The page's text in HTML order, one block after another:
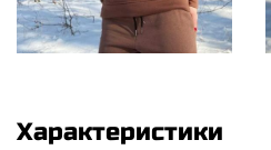
Характеристики